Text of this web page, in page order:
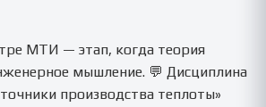
МТИ — этап, когда теория
мышление. 💬 Дисциплина
производства теплоты»